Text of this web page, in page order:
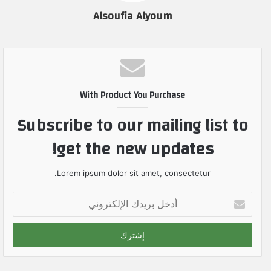
Alsoufia Alyoum
With Product You Purchase
Subscribe to our mailing list to
get the new updates!
Lorem ipsum dolor sit amet, consectetur.
خ
ب